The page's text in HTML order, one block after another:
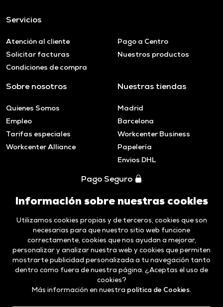
Servicios
Atención al cliente
Pago a Centro
Solicitar facturas
Nuestros productos
Condiciones de compra
Sobre nosotros
Quienes Somos
Empleo
Tarifas especiales
Workcenter Alliance
Nuestras tiendas
Madrid
Barcelona
Workcenter Business
Papelería
Envios DHL
Pago Seguro
Información sobre nuestras cookies
Utilizamos cookies propias y de terceros, cookies que son
necesarias para que nuestro sitio web funcione
correctamente, cookies que nos ayudan a mejorar,
personalizar y analizar nuestra web y cookies que permiten
mostrarte publicidad personalizada a tu navegación tanto
dentro como fuera de nuestra página. ¿Aceptas el uso de
cookies?
Más información en nuestra política de Cookies.